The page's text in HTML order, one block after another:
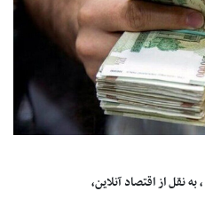
به نقل از اقتصاد آنلاین،